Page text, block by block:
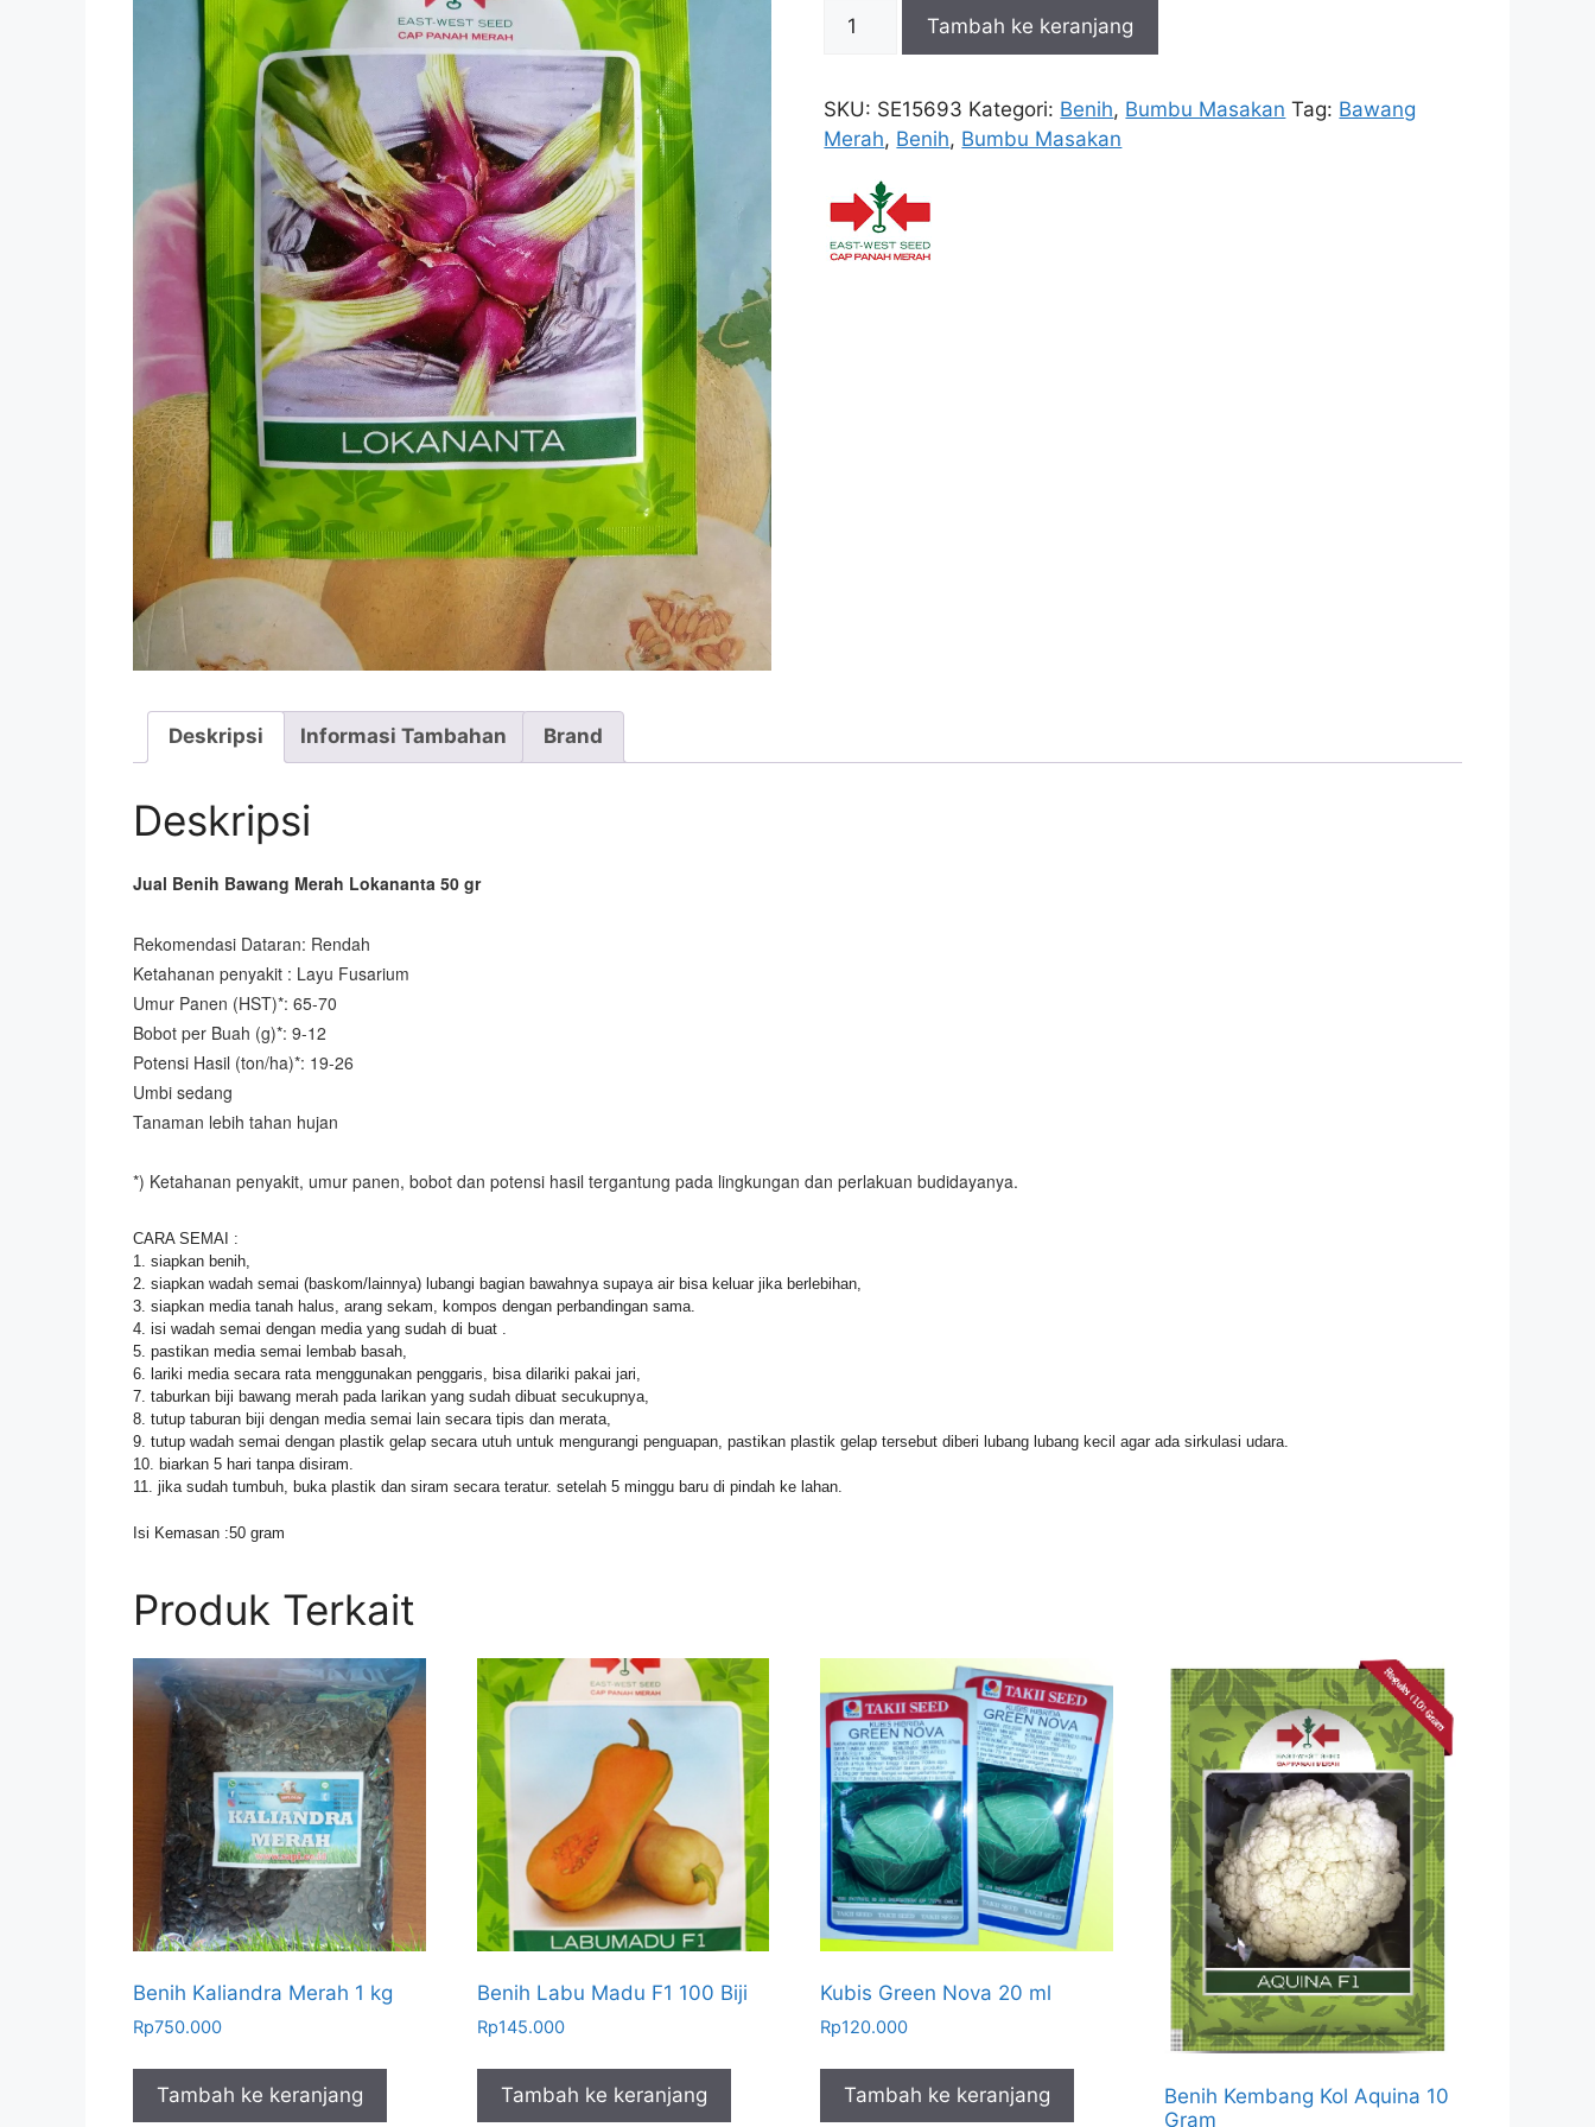
Bawang
Lokananta
50
Tambah ke keranjang
SKU: SE15693 Kategori: Benih, Bumbu Masakan Tag: Bawang
Merah, Benih, Bumbu Masakan
Deskripsi Informasi Tambahan Brand
Deskripsi
Jual Benih Bawang Merah Lokananta 50 gr
Rekomendasi Dataran: Rendah
Ketahanan penyakit : Layu Fusarium
Umur Panen (HST)*: 65-70
Bobot per Buah (g)*: 9-12
Potensi Hasil (ton/ha)*: 19-26
Umbi sedang
Tanaman lebih tahan hujan
*) Ketahanan penyakit, umur panen, bobot dan potensi hasil tergantung pada lingkungan dan perlakuan budidayanya.
CARA SEMAI :
1. siapkan benih,
2. siapkan wadah semai (baskom/lainnya) lubangi bagian bawahnya supaya air bisa keluar jika berlebihan,
3. siapkan media tanah halus, arang sekam, kompos dengan perbandingan sama.
4. isi wadah semai dengan media yang sudah di buat .
5. pastikan media semai lembab basah,
6. lariki media secara rata menggunakan penggaris, bisa dilariki pakai jari,
7. taburkan biji bawang merah pada larikan yang sudah dibuat secukupnya,
8. tutup taburan biji dengan media semai lain secara tipis dan merata,
9. tutup wadah semai dengan plastik gelap secara utuh untuk mengurangi penguapan, pastikan plastik gelap tersebut diberi lubang lubang kecil agar ada sirkulasi udara.
10. biarkan 5 hari tanpa disiram.
11. jika sudah tumbuh, buka plastik dan siram secara teratur. setelah 5 minggu baru di pindah ke lahan.
Isi Kemasan :50 gram
Produk Terkait
Benih Kaliandra Merah 1 kg
Rp750.000
Tambah ke keranjang
Benih Labu Madu F1 100 Biji
Rp145.000
Tambah ke keranjang
Kubis Green Nova 20 ml
Rp120.000
Tambah ke keranjang
Benih Kembang Kol Aquina 10
Gram